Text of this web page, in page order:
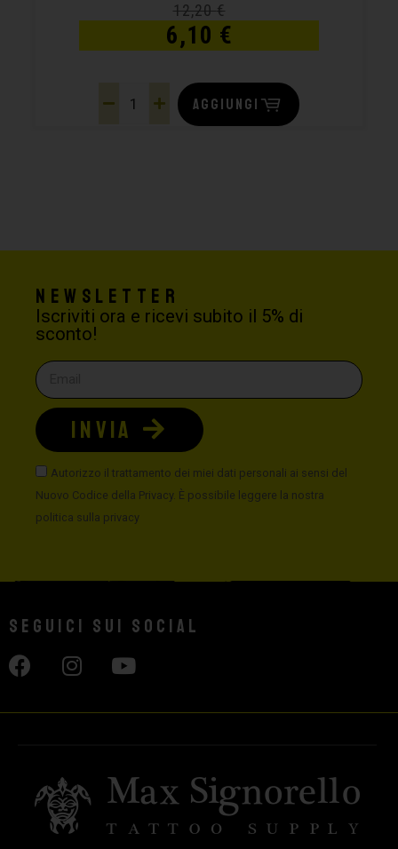
12,20€
6,10 €
AGGIUNGI
Newsletter
Iscriviti ora e ricevi subito il 5% di
sconto!
Autorizzo il trattamento dei miei dati personali ai sensi del
Nuovo Codice della Privacy. È possibile leggere la nostra
politica sulla privacy
INVIA
Seguici sui social